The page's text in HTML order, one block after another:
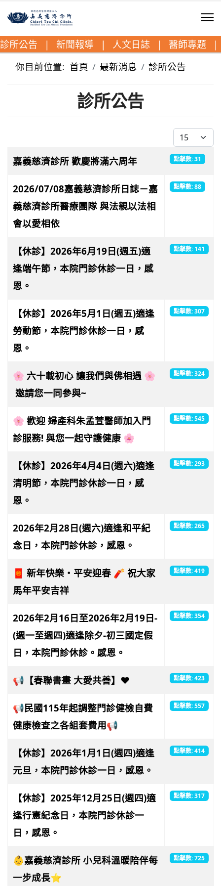
診所公告 | 新聞報導 | 人文日誌 | 醫師專題 |
你目前位置: 首頁 最新消息 診所公告
診所公告
每頁顯示條數
名稱 點擊數
嘉義慈濟診所 歡慶將滿六周年 點擊數: 31
2026/07/08嘉義慈濟診所日誌－嘉
義慈濟診所醫療團隊 與法親以法相
會以愛相依
點擊數: 88
【休診】2026年6月19日(週五)適
逢端午節，本院門診休診一日，感
恩。
點擊數: 141
【休診】2026年5月1日(週五)適逢
勞動節，本院門診休診一日，感
恩。
點擊數: 307
🌸 六十載初心 讓我們與佛相遇 🌸
邀請您一同參與~
點擊數: 324
🌸 歡迎 婦產科朱孟萱醫師加入門
診服務! 與您一起守護健康 🌸
點擊數: 545
【休診】2026年4月4日(週六)適逢
清明節，本院門診休診一日，感
恩。
點擊數: 293
2026年2月28日(週六)適逢和平紀
念日，本院門診休診，感恩。
點擊數: 265
🧧 新年快樂・平安迎春 🧨 祝大家
馬年平安吉祥
點擊數: 419
2026年2月16日至2026年2月19日-
(週一至週四)適逢除夕-初三國定假
日，本院門診休診。感恩。
點擊數: 354
📢【春聯書畫 大愛共善】❤️ 點擊數: 423
📢民國115年起調整門診健檢自費
健康檢查之各組套費用📢
點擊數: 557
【休診】2026年1月1日(週四)適逢
元旦，本院門診休診一日，感恩。
點擊數: 414
【休診】2025年12月25日(週四)適
逢行憲紀念日，本院門診休診一
日，感恩。
點擊數: 317
👶嘉義慈濟診所 小兒科溫暖陪伴每
一步成長⭐
點擊數: 725